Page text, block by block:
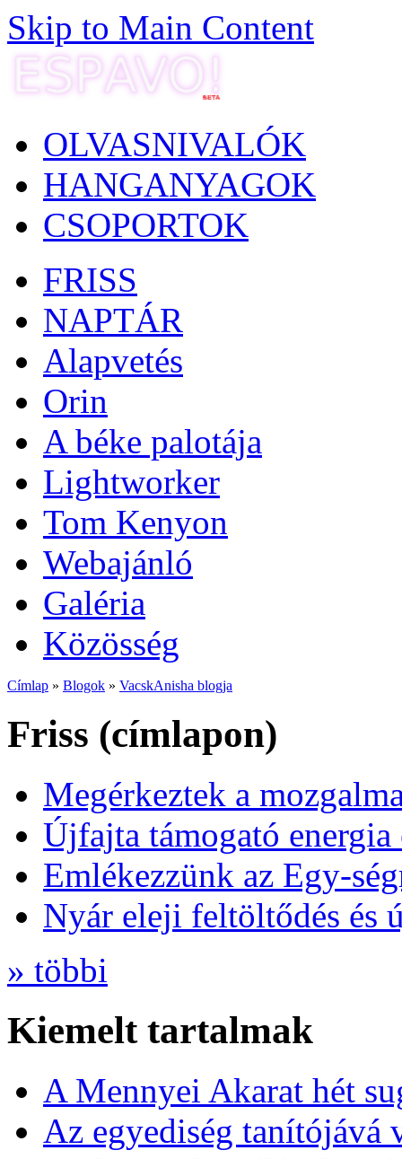
Skip to Main Content
OLVASNIVALÓK
HANGANYAGOK
CSOPORTOK
FRISS
NAPTÁR
Alapvetés
Orin
A béke palotája
Lightworker
Tom Kenyon
Webajánló
Galéria
Közösség
Címlap » Blogok » VacskAnisha blogja
Friss (címlapon)
Megérkeztek a
Újfajta támogató
Emlékezzünk az Egy-
Nyár eleji feltöltődés és
» többi
Kiemelt tartalmak
A Mennyei Akarat hét
Az egyediség tanítójává